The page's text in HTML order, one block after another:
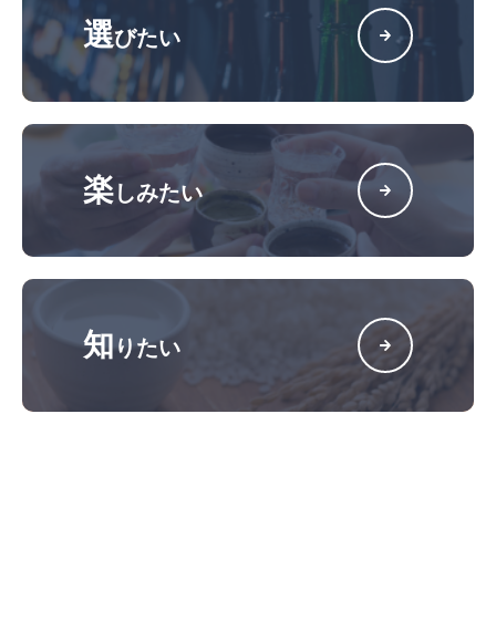
選びたい
楽しみたい
知りたい